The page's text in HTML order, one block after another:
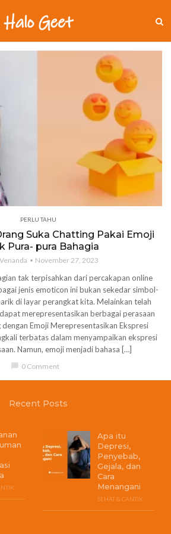
PERLU TAHU
Suka Chatting Pakai Emoji
Pura- pura Bahagia
November 27, 2023
tak terpisahkan dari percakapan online
jenis emoticon ini bukan sekedar simbol-
di layar perangkat kita. Melainkan telah
merepresentasikan berbagai perasaan
Emoji Merepresentasikan Ekspresi
terbatas dalam menyampaikan ekspresi
Namun, emoji menjadi bahasa […]
chat_bubble 0 Comment
Recent Posts
Apa itu
Depresi,
Penyebab,
Gejala, dan
Cara
Menangani
SEHAT & CANTIK